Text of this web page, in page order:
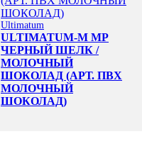
Ultimatum
ULTIMATUM-M MP
ЧЕРНЫЙ ШЕЛК /
МОЛОЧНЫЙ
ШОКОЛАД (АРТ. ПВХ
МОЛОЧНЫЙ
ШОКОЛАД)